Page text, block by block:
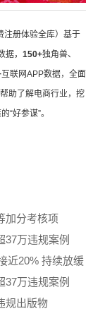
注册体验全库）基于
据， 150+独角兽、
互联网APP数据，全面
助了解电商行业，挖
“好参谋”。
加分考核项
37万违规案例
近20% 持续放缓
37万违规案例
规出版物